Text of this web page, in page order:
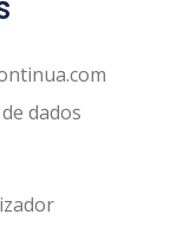
dados